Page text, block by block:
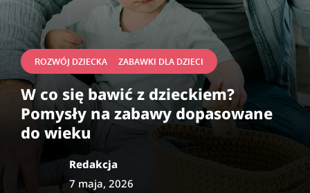
ROZWÓJ DZIECKA ZABAWKI DLA DZIECI
W co się bawić z dzieckiem?
Pomysły na zabawy dopasowane
do wieku
Redakcja
7 maja, 2026